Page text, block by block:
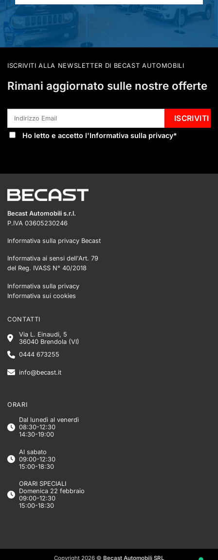
ISCRIVITI ALLA NEWSLETTER DI BECAST AUTOMOBILI
Rimani aggiornato sulle nostre offerte
Ho letto e accetto l'Informativa sulla privacy*
Becast Automobili s.r.l.
P.IVA 03605230246
Informativa sulla privacy Becast
Informativa ai sensi dell'Art. 79
del Reg. IVASS N° 40/2018
Informativa sulla privacy
Informativa sui cookies
CONTATTI
Via L. Einaudi, 5
36040 Brendola (VI)
0444 673255
info@becast.it
ORARI
Dal lunedì al venerdì
08:30-12:30
14:30-19:00
Al sabato
09:00-12:30
15:00-18:30
ORARI SPECIALI
Domenica 22 febbraio
09:00-12:30
15:00-18:30
Copyright 2026 © Becast Automobili SRL